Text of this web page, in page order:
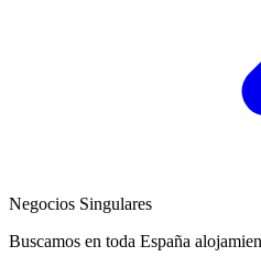
Negocios Singulares
Buscamos en toda España